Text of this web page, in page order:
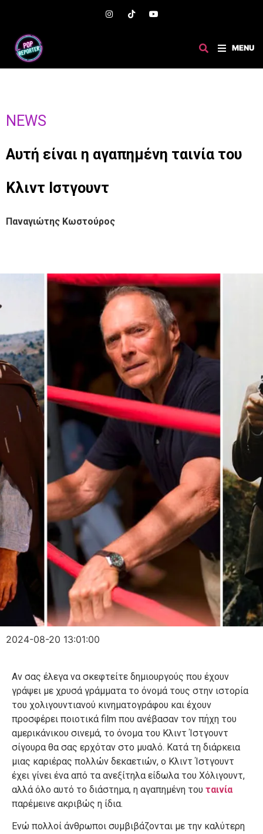
MENU
NEWS
Aυτή είναι η αγαπημένη ταινία του
Κλιντ Ιστγουντ
Παναγιώτης Κωστούρος
2024-08-20 13:01:00
Αν σας έλεγα να σκεφτείτε δημιουργούς που έχουν
γράψει με χρυσά γράμματα το όνομά τους στην ιστορία
του χολιγουντιανού κινηματογράφου και έχουν
προσφέρει ποιοτικά film που ανέβασαν τον πήχη του
αμερικάνικου σινεμά, το όνομα του Κλιντ Ίστγουντ
σίγουρα θα σας ερχόταν στο μυαλό. Κατά τη διάρκεια
μιας καριέρας πολλών δεκαετιών, ο Κλιντ Ίστγουντ
έχει γίνει ένα από τα ανεξίτηλα είδωλα του Χόλιγουντ,
αλλά όλο αυτό το διάστημα, η αγαπημένη του ταινία
παρέμεινε ακριβώς η ίδια.
Ενώ πολλοί άνθρωποι συμβιβάζονται με την καλύτερη